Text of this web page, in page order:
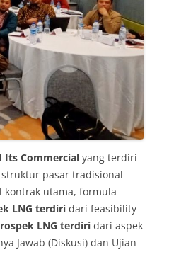
Its Commercial yang terdiri
pasar tradisional
utama, formula
LNG terdiri dari feasibility
LNG terdiri dari aspek
Jawab (Diskusi) dan Ujian